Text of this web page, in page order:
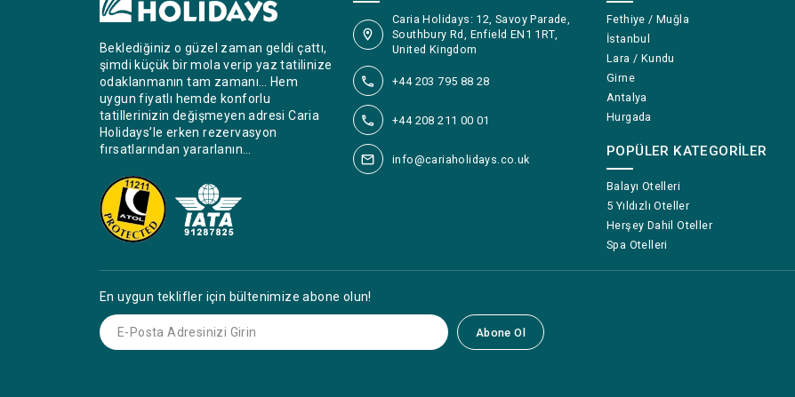
Beklediğiniz o güzel zaman geldi çattı,
şimdi küçük bir mola verip yaz tatilinize
odaklanmanın tam zamanı… Hem
uygun fiyatlı hemde konforlu
tatillerinizin değişmeyen adresi Caria
Holidays’le erken rezervasyon
fırsatlarından yararlanın…
Caria Holidays: 12, Savoy Parade,
Southbury Rd, Enfield EN1 1RT,
United Kingdom
+44 203 795 88 28
+44 208 211 00 01
info@cariaholidays.co.uk
Fethiye / Muğla
İstanbul
Lara / Kundu
Girne
Antalya
Hurgada
POPÜLER KATEGORILER
Balayı Otelleri
5 Yıldızlı Oteller
Herşey Dahil Oteller
Spa Otelleri
En uygun teklifler için bültenimize abone olun!
Abone Ol